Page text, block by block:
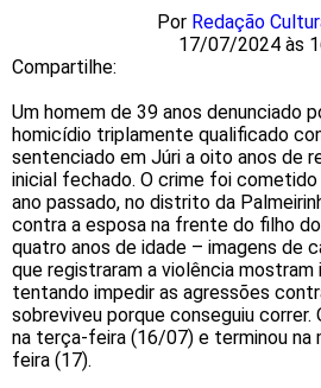
Por Redação
17/07/2024 às
Compartilhe:
Um homem de 39 anos denunciado
homicídio triplamente qualificado
sentenciado em Júri a oito anos de
inicial fechado. O crime foi
ano passado, no distrito da
contra a esposa na frente do filho
quatro anos de idade – imagens de
que registraram a violência mostram
tentando impedir as agressões
sobreviveu porque conseguiu
na terça-feira (16/07) e terminou na
feira (17).